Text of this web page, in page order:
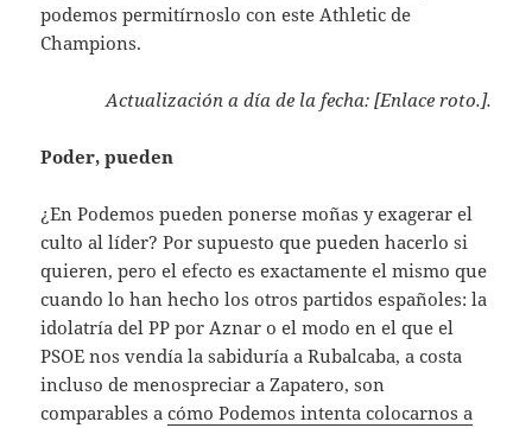
podemos permitírnoslo con este Athletic de
Champions.
Actualización a día de la fecha: [Enlace roto.].
Poder, pueden
¿En Podemos pueden ponerse moñas y exagerar el
culto al líder? Por supuesto que pueden hacerlo si
quieren, pero el efecto es exactamente el mismo que
cuando lo han hecho los otros partidos españoles: la
idolatría del PP por Aznar o el modo en el que el
PSOE nos vendía la sabiduría a Rubalcaba, a costa
incluso de menospreciar a Zapatero, son
comparables acómo Podemos intenta colocarnos a